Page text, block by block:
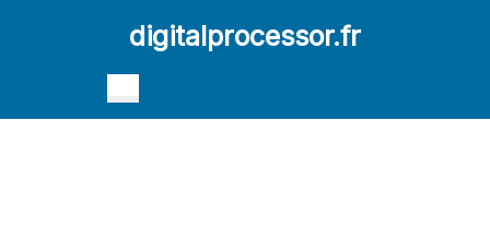
digitalprocessor.fr
Button